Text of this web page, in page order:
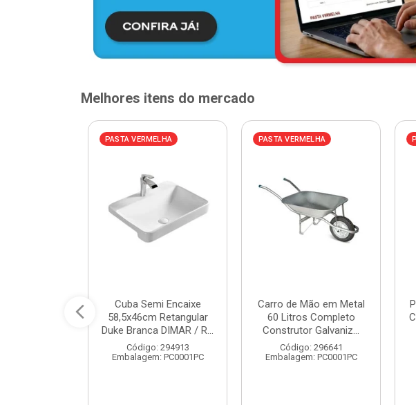
Melhores itens do mercado
PASTA VERMELHA
Cuba Semi Encaixe
58,5x46cm Retangular
Duke Branca DIMAR / R...
Código: 294913
Embalagem: PC0001PC
PASTA VERMELHA
Carro de Mão em Metal
60 Litros Completo
Construtor Galvaniz...
Código: 296641
Embalagem: PC0001PC